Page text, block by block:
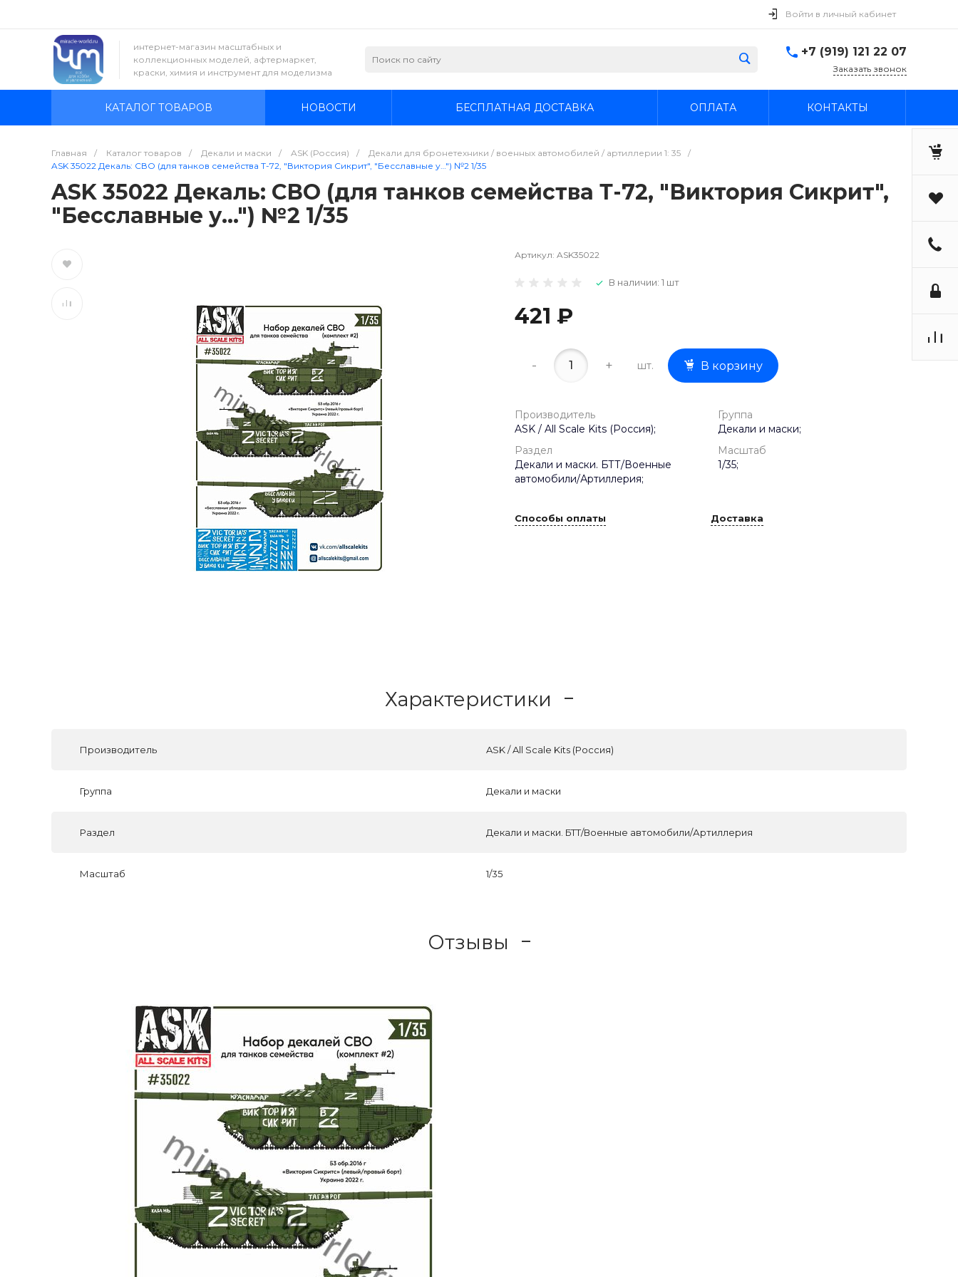
Войти в личный кабинет
интернет-магазин масштабных и
коллекционных моделей, афтермаркет,
краски, химия и инструмент для моделизма
+7 (919) 121 22 07
Заказать звонок
КАТАЛОГ ТОВАРОВ НОВОСТИ БЕСПЛАТНАЯ ДОСТАВКА ОПЛАТА КОНТАКТЫ
Главная / Каталог товаров / Декали и маски / ASK (Россия) / Декали для бронетехники / военных автомобилей / артиллерии 1: 35
/
ASK 35022 Декаль: СВО (для танков семейства Т-72, "Виктория Сикрит", "Бесславные у…") №2 1/35
ASK 35022 Декаль: СВО (для танков семейства Т-72, "Виктория Сикрит",
"Бесславные у…") №2 1/35
Артикул: ASK35022
В наличии: 1 шт
421 ₽
- + шт. В корзину
Производитель
ASK / All Scale Kits (Россия);
Группа
Декали и маски;
Раздел
Декали и маски. БТТ/Военные
автомобили/Артиллерия;
Масштаб
1/35;
Способы оплаты Доставка
Характеристики
Производитель ASK / All Scale Kits (Россия)
Группа Декали и маски
Раздел Декали и маски. БТТ/Военные автомобили/Артиллерия
Масштаб 1/35
Отзывы